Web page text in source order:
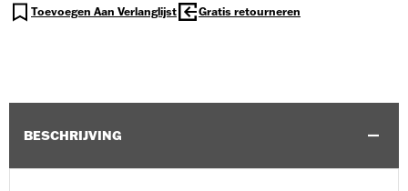
Toevoegen Aan Verlanglijst Gratis retourneren
BESCHRIJVING